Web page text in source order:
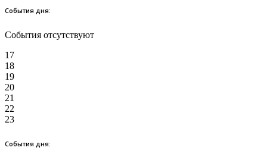
События дня:
События отсутствуют
17
18
19
20
21
22
23
События дня: